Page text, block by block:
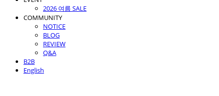
2026 여름 SALE
COMMUNITY
NOTICE
BLOG
REVIEW
Q&A
B2B
English